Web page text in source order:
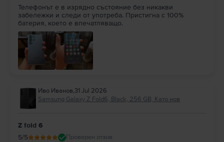
Телефонът е в изрядно състояние без никакви
забележки и следи от употреба. Пристигна с 100%
батерия, което е впечатляващо.
Иво Иванов,31 Jul 2026
Samsung Galaxy Z Fold6, Black, 256 GB, Като нов
Z fold 6
5/5 Проверен отзив